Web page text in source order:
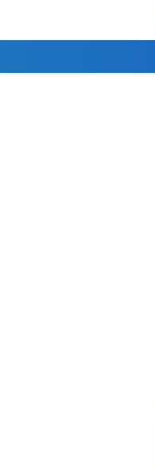
Gagal Lolos